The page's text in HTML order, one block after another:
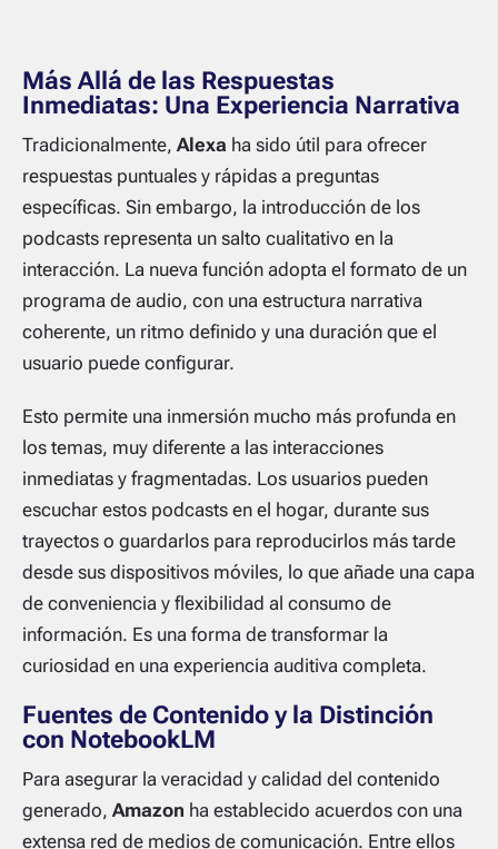
Más Allá de las Respuestas
Inmediatas: Una Experiencia Narrativa
Tradicionalmente, Alexa ha sido útil para ofrecer
respuestas puntuales y rápidas a preguntas
específicas. Sin embargo, la introducción de los
podcasts representa un salto cualitativo en la
interacción. La nueva función adopta el formato de un
programa de audio, con una estructura narrativa
coherente, un ritmo definido y una duración que el
usuario puede configurar.
Esto permite una inmersión mucho más profunda en
los temas, muy diferente a las interacciones
inmediatas y fragmentadas. Los usuarios pueden
escuchar estos podcasts en el hogar, durante sus
trayectos o guardarlos para reproducirlos más tarde
desde sus dispositivos móviles, lo que añade una capa
de conveniencia y flexibilidad al consumo de
información. Es una forma de transformar la
curiosidad en una experiencia auditiva completa.
Fuentes de Contenido y la Distinción
con NotebookLM
Para asegurar la veracidad y calidad del contenido
generado, Amazon ha establecido acuerdos con una
extensa red de medios de comunicación. Entre ellos